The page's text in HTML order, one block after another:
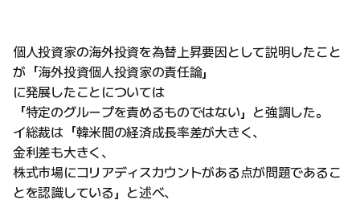
個人投資家の海外投資を為替上昇要因として説明したこと
が「海外投資個人投資家の責任論」
に発展したことについては
「特定のグループを責めるものではない」と強調した。
イ総裁は「韓米間の経済成長率差が大きく、
金利差も大きく、
株式市場にコリアディスカウントがある点が問題であるこ
とを認識している」と述べ、